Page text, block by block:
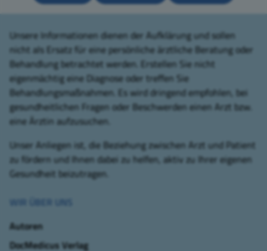
Unsere Informationen dienen der Aufklärung und sollen
nicht als Ersatz für eine persönliche ärztliche Beratung oder
Behandlung betrachtet werden. Erstellen Sie nicht
eigenmächtig eine Diagnose oder treffen Sie
Behandlungsmaßnahmen. Es wird dringend empfohlen, bei
gesundheitlichen Fragen oder Beschwerden einen Arzt bzw.
eine Ärztin aufzusuchen.
Unser Anliegen ist, die Beziehung zwischen Arzt und Patient
zu fördern und Ihnen dabei zu helfen, aktiv zu Ihrer eigenen
Gesundheit beizutragen.
WIR ÜBER UNS
Autoren
DocMedicus Verlag